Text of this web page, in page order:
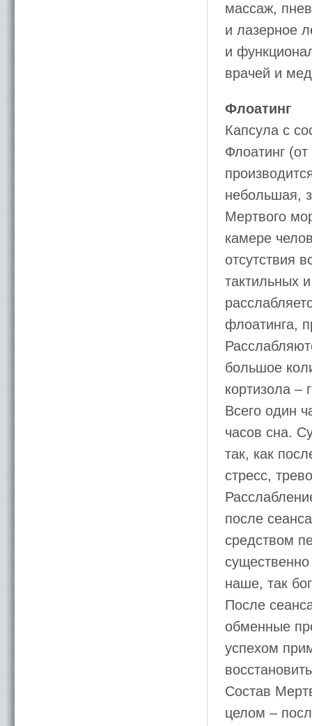
массаж,
и лазерное
и
врачей и
Флоатинг
Капсула с
Флоатинг
небольшая,
Мертвого
камере
отсутствия
тактильных
флоатинга,
большое
кортизола –
Всего один
часов сна.
так, как
стресс,
после
средством
наше, так
После
обменные
успехом
Состав
целом –